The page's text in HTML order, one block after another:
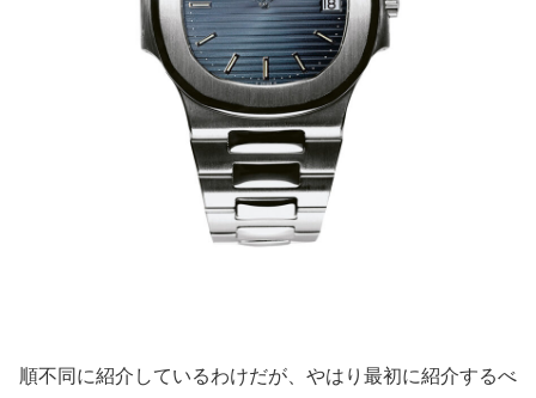
順不同に紹介しているわけだが、やはり最初に紹介するべ